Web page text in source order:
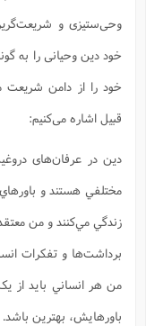
وحی‌ستیزی و
خود دین وحیانی را به
خود را از دامن شریعت
قبیل اشاره می‌کنیم:
دین در عرفان‌های
مختلفي هستند و
زندگي مي‌کنند و من
برداشت‌ها و تفکرات
من هر انساني بايد از
باورهايش، بهترين